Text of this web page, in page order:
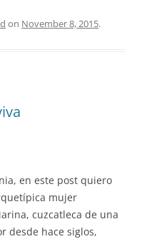
on November 8, 2015.
en este post quiero
mujer
cuzcatleca de una
desde hace siglos,